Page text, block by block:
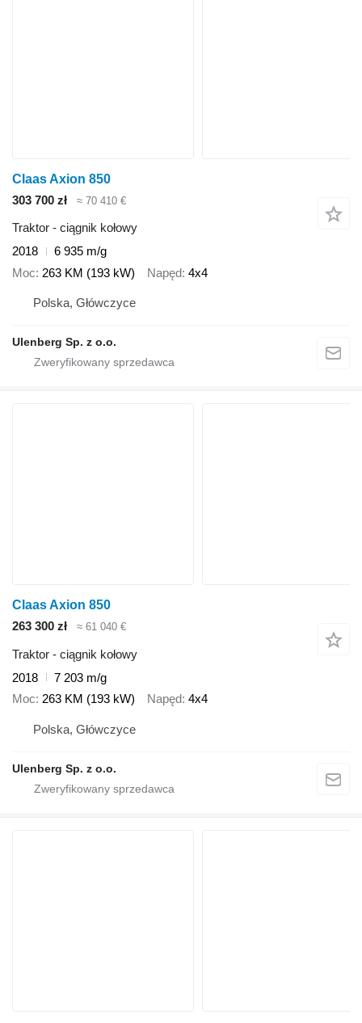
Claas Axion 850
303 700 zł
≈ 70 410 €
Traktor - ciągnik kołowy
2018
6 935 m/g
Moc 263 KM (193 kW) Napęd 4x4
Polska, Główczyce
Ulenberg Sp. z o.o.
Claas Axion 850
263 300 zł
≈ 61 040 €
Traktor - ciągnik kołowy
2018
7 203 m/g
Moc 263 KM (193 kW) Napęd 4x4
Polska, Główczyce
Ulenberg Sp. z o.o.